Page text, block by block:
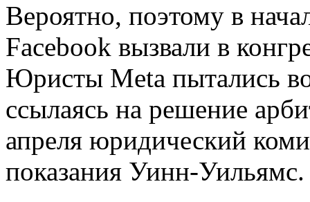
Вероятно, поэтому в
Facebook вызвали в
Юристы Meta пытались
ссылаясь на решение
апреля юридический
показания Уинн-Уильямс.